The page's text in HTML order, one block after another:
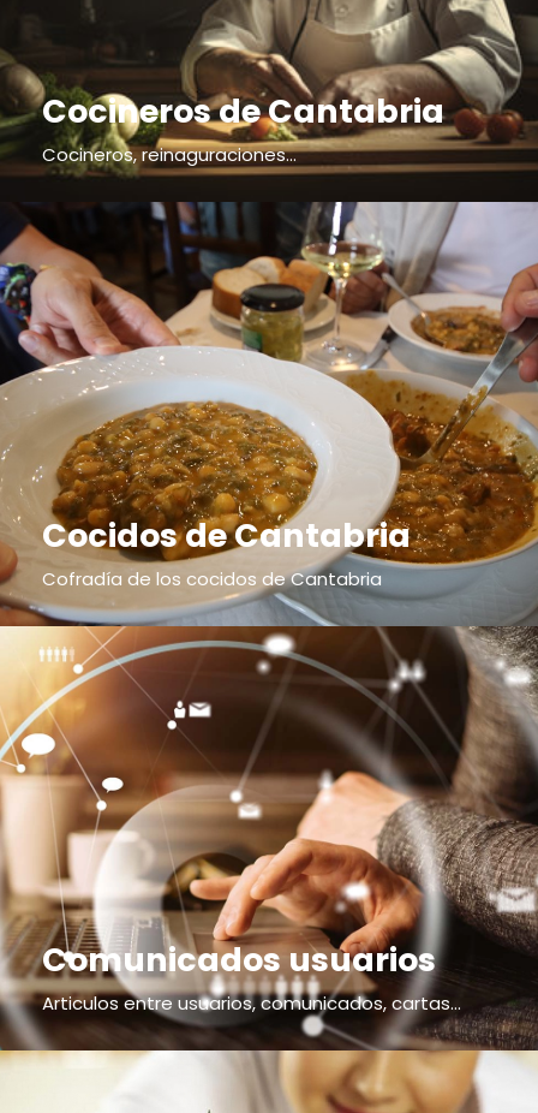
Cocineros de Cantabria
Cocineros, reinaguraciones...
Cocidos de Cantabria
Cofradía de los cocidos de Cantabria
Comunicados usuarios
Articulos entre usuarios, comunicados, cartas...